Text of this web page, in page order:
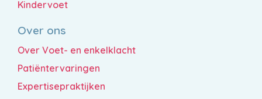
Kindervoet
Over ons
Over Voet- en enkelklacht
Patiëntervaringen
Expertisepraktijken